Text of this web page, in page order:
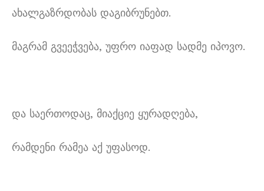
ახალგაზრდობას დაგიბრუნებთ.
მაგრამ გვეეჭვება, უფრო იაფად სადმე იპოვო.
და საერთოდაც, მიაქციე ყურადღება,
რამდენი რამეა აქ უფასოდ.